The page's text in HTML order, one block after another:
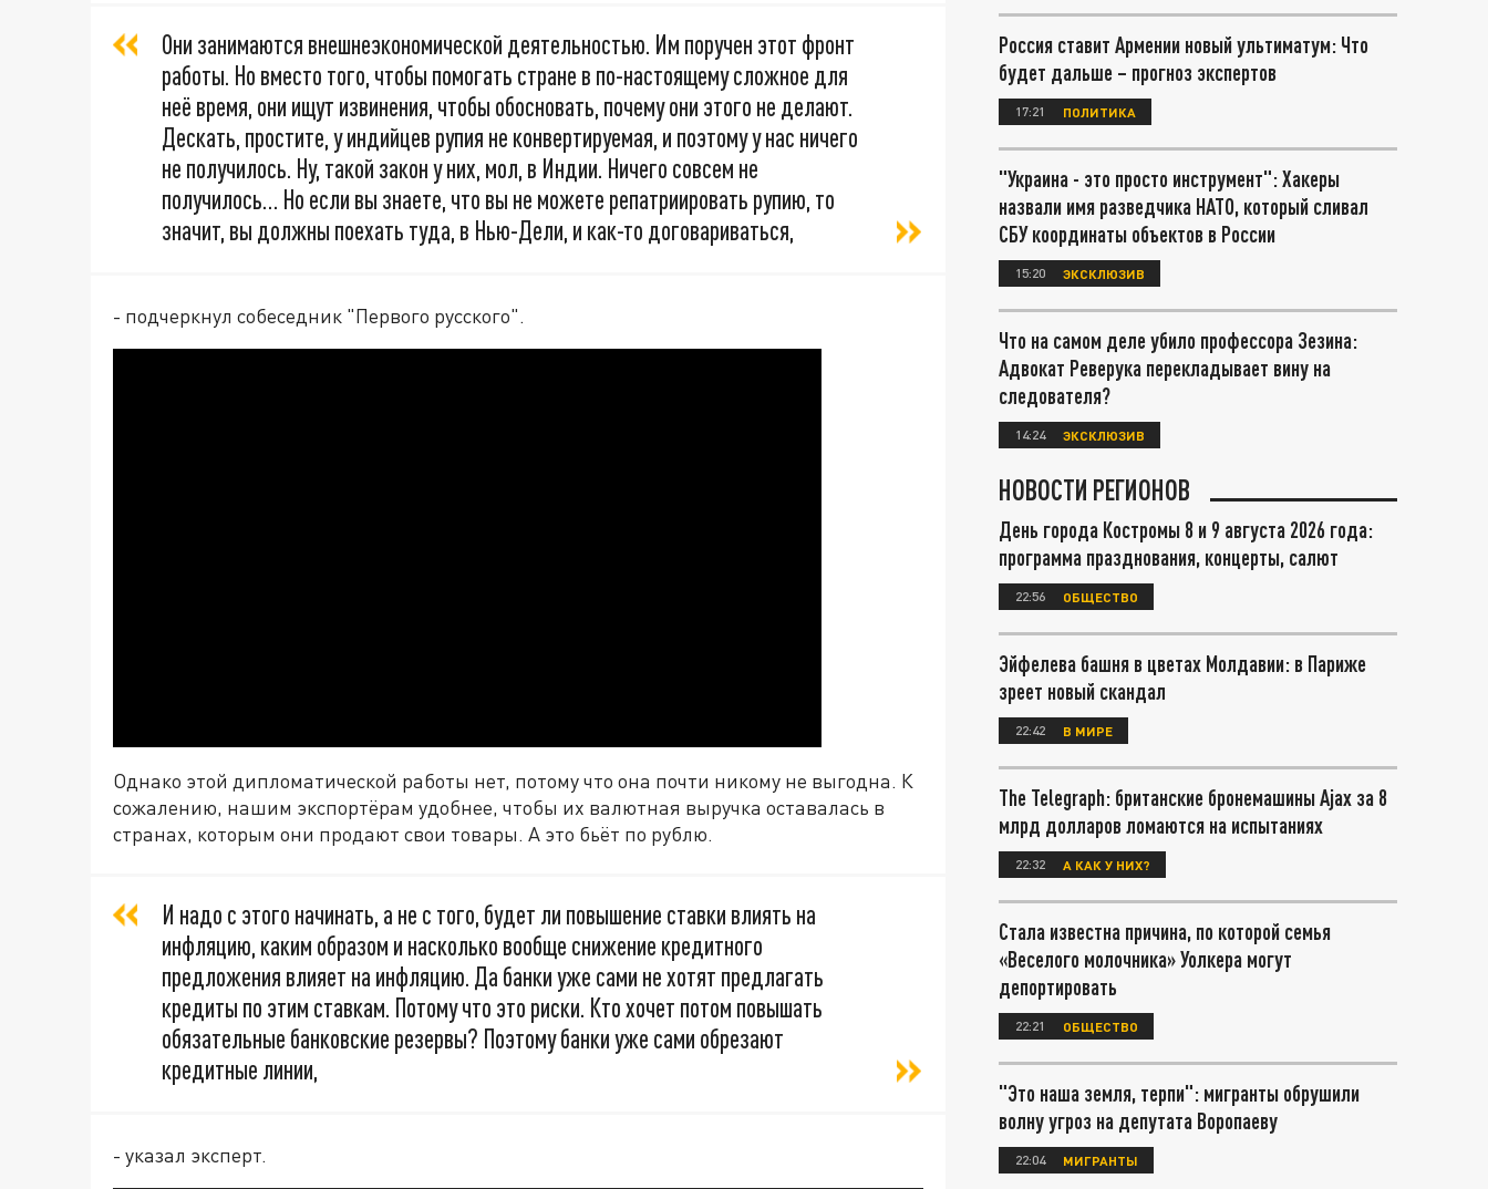
Они занимаются внешнеэкономической деятельностью. Им поручен этот фронт
работы. Но вместо того, чтобы помогать стране в по-настоящему сложное для
неё время, они ищут извинения, чтобы обосновать, почему они этого не делают.
Дескать, простите, у индийцев рупия не конвертируемая, и поэтому у нас ничего
не получилось. Ну, такой закон у них, мол, в Индии. Ничего совсем не
получилось… Но если вы знаете, что вы не можете репатриировать рупию, то
значит, вы должны поехать туда, в Нью-Дели, и как-то договариваться,
- подчеркнул собеседник "Первого русского".
Однако этой дипломатической работы нет, потому что она почти никому не выгодна. К
сожалению, нашим экспортёрам удобнее, чтобы их валютная выручка оставалась в
странах, которым они продают свои товары. А это бьёт по рублю.
И надо с этого начинать, а не с того, будет ли повышение ставки влиять на
инфляцию, каким образом и насколько вообще снижение кредитного
предложения влияет на инфляцию. Да банки уже сами не хотят предлагать
кредиты по этим ставкам. Потому что это риски. Кто хочет потом повышать
обязательные банковские резервы? Поэтому банки уже сами обрезают
кредитные линии,
- указал эксперт.
Россия ставит Армении новый ультиматум: Что
будет дальше – прогноз экспертов
17:21 ПОЛИТИКА
"Украина - это просто инструмент": Хакеры
назвали имя разведчика НАТО, который сливал
СБУ координаты объектов в России
15:20 ЭКСКЛЮЗИВ
Что на самом деле убило профессора Зезина:
Адвокат Реверука перекладывает вину на
следователя?
14:24 ЭКСКЛЮЗИВ
НОВОСТИ РЕГИОНОВ
День города Костромы 8 и 9 августа 2026 года:
программа празднования, концерты, салют
22:56 ОБЩЕСТВО
Эйфелева башня в цветах Молдавии: в Париже
зреет новый скандал
22:42 В МИРЕ
The Telegraph: британские бронемашины Ajax за 8
млрд долларов ломаются на испытаниях
22:32 А КАК У НИХ?
Стала известна причина, по которой семья
«Веселого молочника» Уолкера могут
депортировать
22:21 ОБЩЕСТВО
"Это наша земля, терпи": мигранты обрушили
волну угроз на депутата Воропаеву
22:04 МИГРАНТЫ